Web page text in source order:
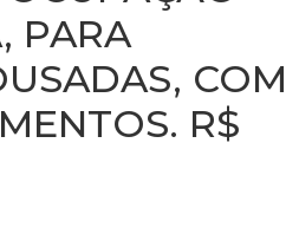
PARA
COM
R$